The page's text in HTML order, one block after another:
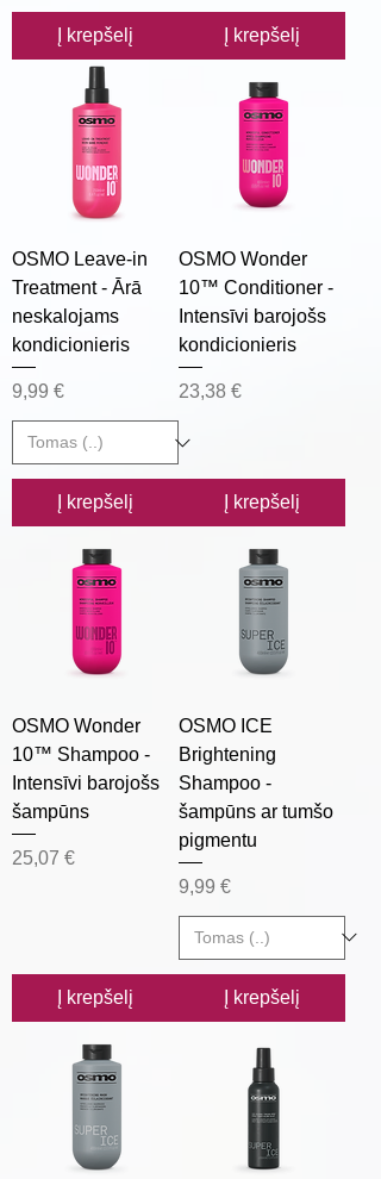
Į krepšelį Į krepšelį
OSMO Leave-in
Treatment - Ārā
neskalojams
kondicionieris
Kaina
9,99 €
Į krepšelį
OSMO Wonder
10™ Conditioner -
Intensīvi barojošs
kondicionieris
Kaina
23,38 €
Į krepšelį
OSMO Wonder
10™ Shampoo -
Intensīvi barojošs
šampūns
Kaina
25,07 €
Į krepšelį
OSMO ICE
Brightening
Shampoo -
šampūns ar tumšo
pigmentu
Kaina
9,99 €
Į krepšelį